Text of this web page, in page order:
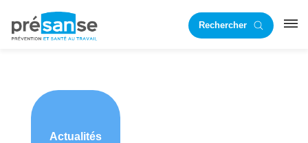
principale
RechercherRST
Actualités